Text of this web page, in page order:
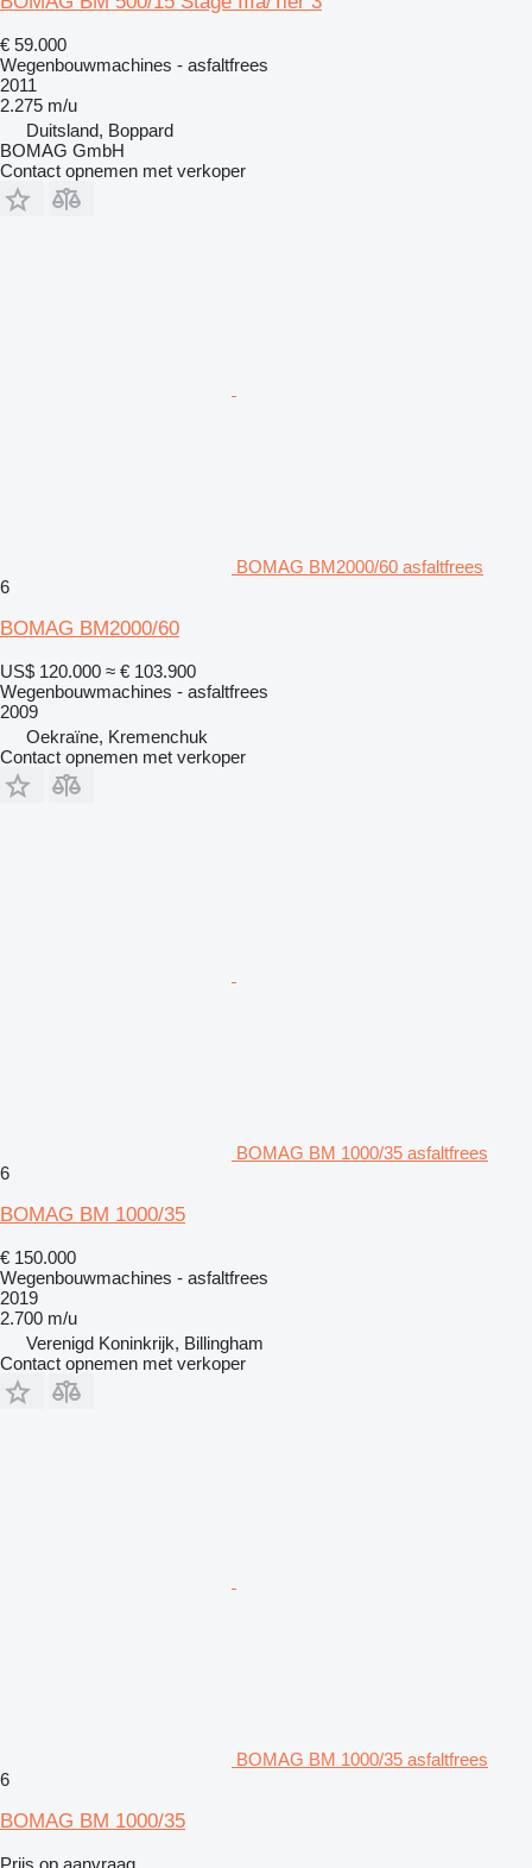
€ 59.000
Wegenbouwmachines - asfaltfrees
2011
2.275 m/u
Duitsland, Boppard
BOMAG GmbH
Contact opnemen met verkoper
BOMAG BM2000/60 asfaltfrees
6
BOMAG BM2000/60
US$ 120.000 ≈ € 103.900
Wegenbouwmachines - asfaltfrees
2009
Oekraïne, Kremenchuk
Contact opnemen met verkoper
BOMAG BM 1000/35 asfaltfrees
6
BOMAG BM 1000/35
€ 150.000
Wegenbouwmachines - asfaltfrees
2019
2.700 m/u
Verenigd Koninkrijk, Billingham
Contact opnemen met verkoper
BOMAG BM 1000/35 asfaltfrees
6
BOMAG BM 1000/35
Prijs op aanvraag